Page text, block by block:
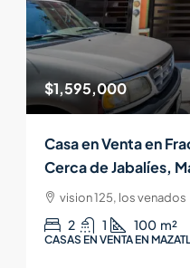
$1,595,000
Casa en Venta en
Cerca de Jabalíes,
vision 125, los venados
2 1 100 m²
CASAS EN VENTA EN